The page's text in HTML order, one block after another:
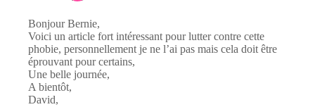
Bonjour Bernie,
Voici un article fort intéressant pour lutter contre cette
phobie, personnellement je ne l’ai pas mais cela doit être
éprouvant pour certains,
Une belle journée,
A bientôt,
David,